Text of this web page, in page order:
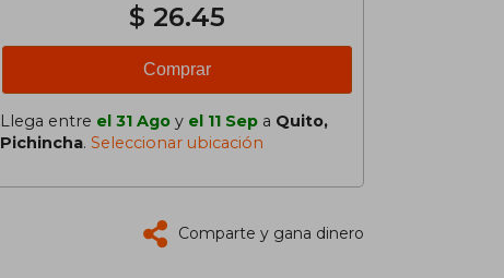
$ 26.45
Comprar
Llega entre el 31 Ago y el 11 Sep a Quito,
Pichincha. Seleccionar ubicación
Comparte y gana dinero